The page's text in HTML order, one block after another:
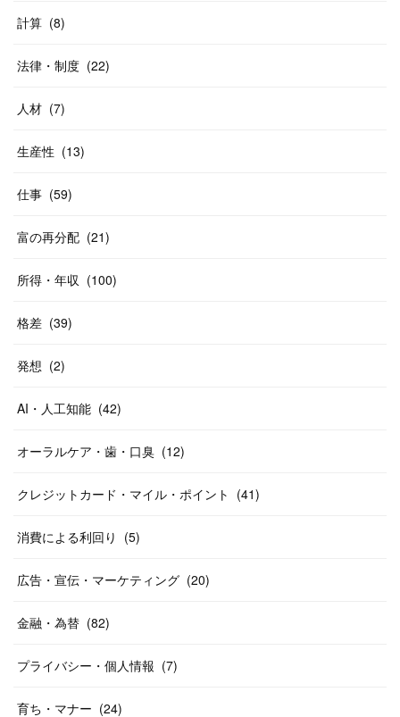
計算 (8)
法律・制度 (22)
人材 (7)
生産性 (13)
仕事 (59)
富の再分配 (21)
所得・年収 (100)
格差 (39)
発想 (2)
AI・人工知能 (42)
オーラルケア・歯・口臭 (12)
クレジットカード・マイル・ポイント (41)
消費による利回り (5)
広告・宣伝・マーケティング (20)
金融・為替 (82)
プライバシー・個人情報 (7)
育ち・マナー (24)